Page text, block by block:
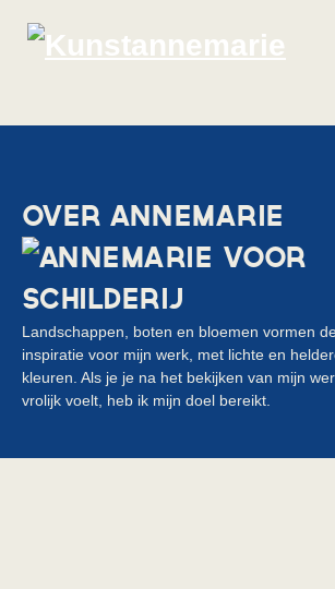
OVER ANNEMARIE
Landschappen, boten en bloemen vormen
inspiratie voor mijn werk, met lichte en
kleuren. Als je je na het bekijken van mijn
vrolijk voelt, heb ik mijn doel bereikt.